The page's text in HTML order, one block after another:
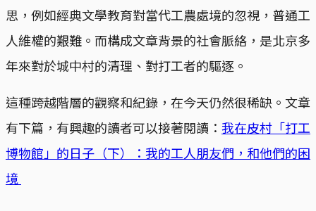
思，例如經典文學教育對當代工農處境的忽視，普通工
人維權的艱難。而構成文章背景的社會脈絡，是北京多
年來對於城中村的清理、對打工者的驅逐。
這種跨越階層的觀察和紀錄，在今天仍然很稀缺。文章
有下篇，有興趣的讀者可以接著閱讀： 我在皮村「打工
博物館」的日子（下）：我的工人朋友們，和他們的困
境